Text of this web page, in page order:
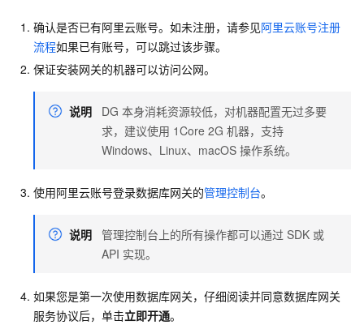
确认是否已有阿里云账号。 如未注册，请参见阿里云账号注册
流程如果已有账号，可以跳过该步骤。
保证安装网关的机器可以访问公网。
说明 DG 本身消耗资源较低，对机器配置无过多要
求，建议使用 1Core 2G 机器，支持
Windows、Linux、macOS 操作系统。
使用阿里云账号登录数据库网关的管理控制台。
说明 管理控制台上的所有操作都可以通过 SDK 或
API 实现。
如果您是第一次使用数据库网关，仔细阅读并同意数据库网关
服务协议后，单击立即开通。